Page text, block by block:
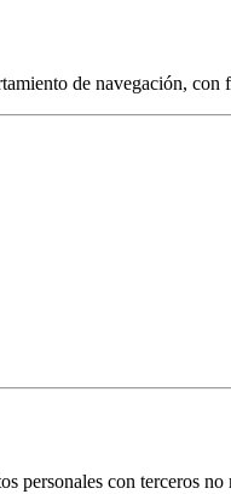
de navegación, con
personales con terceros